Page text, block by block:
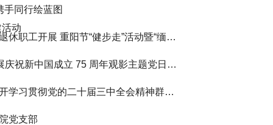
手同行绘蓝图
动
市人口计生研究院组织离退休职工开展 重阳节“健步走”活动暨“缅怀革命先烈” 主题党日活动
办公室(党委办)党支部开展庆祝新中国成立 75 周年观影主题党日活动
市人口计生研究院组织召开学习贯彻党的二十届三中全会精神群团干部培训会
党支部